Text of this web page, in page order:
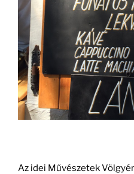
Az idei Művészetek